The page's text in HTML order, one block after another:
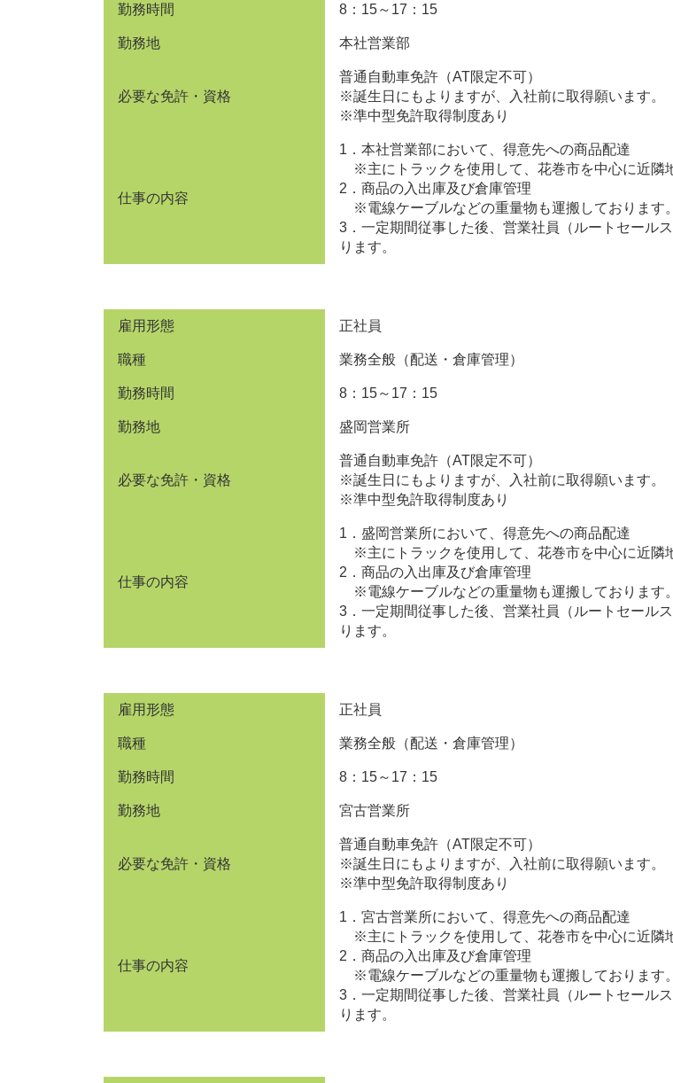
勤務時間 8：15～17：15
勤務地 本社営業部
必要な免許・資格
普通自動車免許（AT限定不可）
※誕生日にもよりますが、入社前に取得願います。
※準中型免許取得制度あり
仕事の内容
1．本社営業部において、得意先への商品配達
※主にトラックを使用して、花巻市を中心に近隣
2．商品の入出庫及び倉庫管理
※電線ケーブルなどの重量物も運搬しております。
3．一定期間従事した後、営業社員（ルートセール
ります。
雇用形態 正社員
職種 業務全般（配送・倉庫管理）
勤務時間 8：15～17：15
勤務地 盛岡営業所
必要な免許・資格
普通自動車免許（AT限定不可）
※誕生日にもよりますが、入社前に取得願います。
※準中型免許取得制度あり
仕事の内容
1．盛岡営業所において、得意先への商品配達
※主にトラックを使用して、花巻市を中心に近隣
2．商品の入出庫及び倉庫管理
※電線ケーブルなどの重量物も運搬しております。
3．一定期間従事した後、営業社員（ルートセール
ります。
雇用形態 正社員
職種 業務全般（配送・倉庫管理）
勤務時間 8：15～17：15
勤務地 宮古営業所
必要な免許・資格
普通自動車免許（AT限定不可）
※誕生日にもよりますが、入社前に取得願います。
※準中型免許取得制度あり
仕事の内容
1．宮古営業所において、得意先への商品配達
※主にトラックを使用して、花巻市を中心に近隣
2．商品の入出庫及び倉庫管理
※電線ケーブルなどの重量物も運搬しております。
3．一定期間従事した後、営業社員（ルートセール
ります。